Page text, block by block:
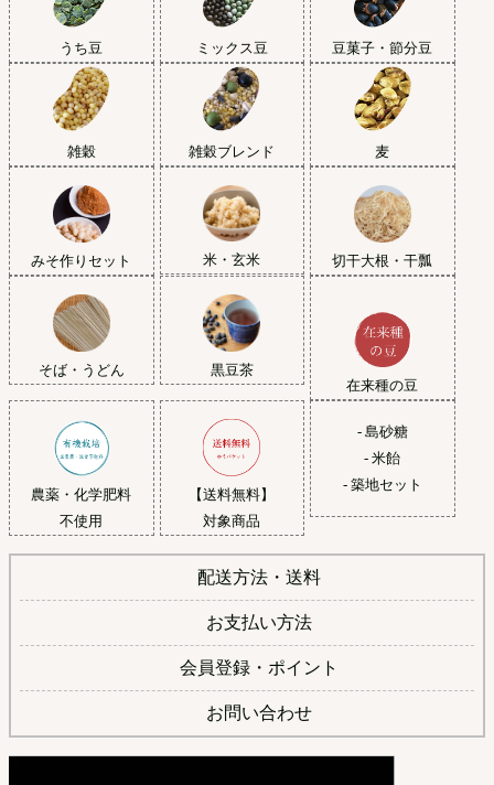
うち豆 ミックス豆 豆菓子・節分豆
雑穀 雑穀ブレンド 麦
みそ作りセット 米・玄米 切干大根・干瓢
そば・うどん
黒豆茶
在来種の豆
農薬・化学肥料
不使用
【送料無料】
対象商品
- 島砂糖
- 米飴
- 築地セット
配送方法・送料
お支払い方法
会員登録・ポイント
お問い合わせ